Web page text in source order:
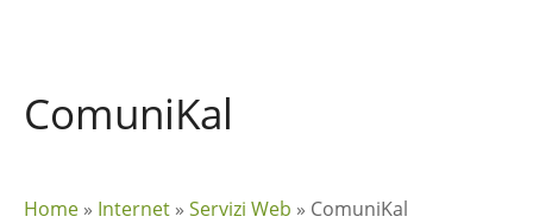
ComuniKal
Home » Internet » Servizi Web » ComuniKal